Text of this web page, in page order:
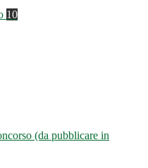
10
(da pubblicare in